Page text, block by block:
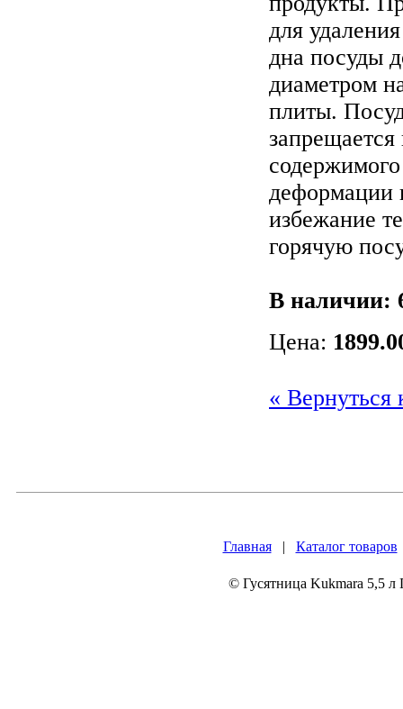
для
дна посуды
диаметром
плиты.
запрещается
деформации
избежание
горячую
В наличии:
Цена:
« Вернуться
Главная| Каталог товаров
© Гусятница Kukmara 5,5 л